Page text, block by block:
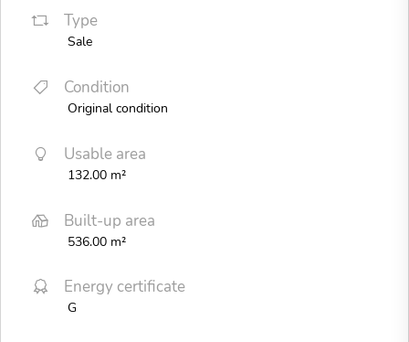
Type
Sale
Condition
Original condition
Usable area
132.00 m²
Built-up area
536.00 m²
Energy certificate
G